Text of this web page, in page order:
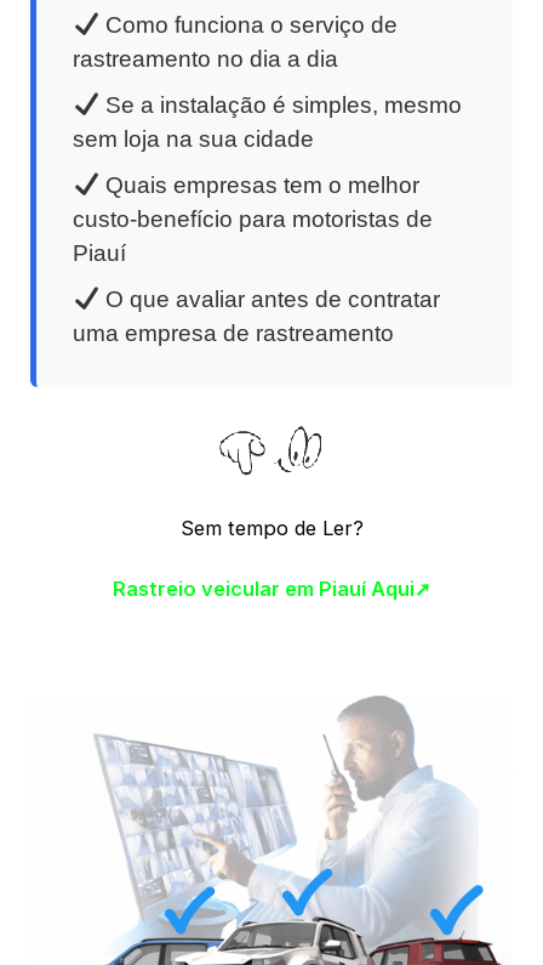
Como funciona o serviço de
rastreamento no dia a dia
Se a instalação é simples, mesmo
sem loja na sua cidade
Quais empresas tem o melhor
custo-benefício para motoristas de
Piauí
O que avaliar antes de contratar
uma empresa de rastreamento
Sem tempo de Ler?
Rastreio veicular em Piauí Aqui➚